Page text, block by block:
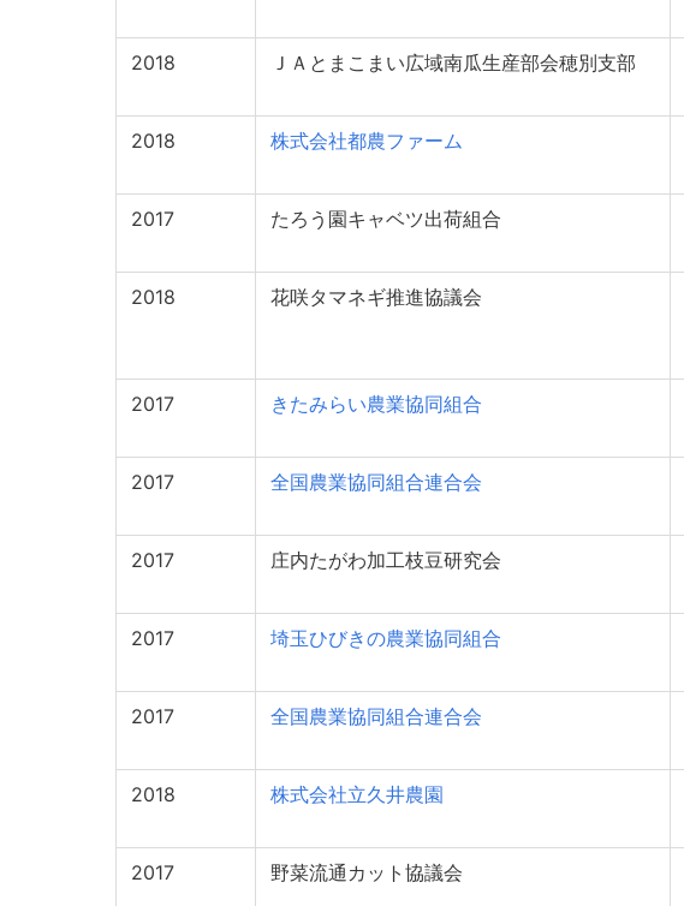
2018 ＪＡとまこまい広域南瓜生産部会穂別支部
2018 株式会社都農ファーム
2017 たろう園キャベツ出荷組合
2018 花咲タマネギ推進協議会
2017 きたみらい農業協同組合
2017 全国農業協同組合連合会
2017 庄内たがわ加工枝豆研究会
2017 埼玉ひびきの農業協同組合
2017 全国農業協同組合連合会
2018 株式会社立久井農園
2017 野菜流通カット協議会